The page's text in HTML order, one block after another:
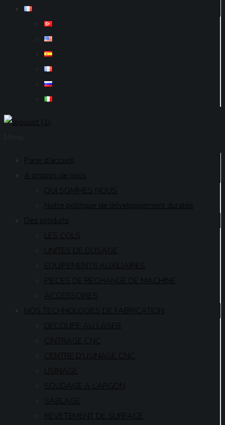
Page d’accueil
A propos de nous
QUI SOMMES NOUS
Notre politique de développement durable
Des produits
LES COLS
UNITES DE DOSAGE
EQUIPEMENTS AUXILIAIRES
PIECES DE RECHANGE DE MACHINE
ACCESSOIRES
NOS TECHNOLOGIES DE FABRICATION
DECOUPE AU LASER
CINTRAGE CNC
CENTRE D’USINAGE CNC
USINAGE
SOUDAGE A L’ARGON
SABLAGE
REVETEMENT DE SURFACE